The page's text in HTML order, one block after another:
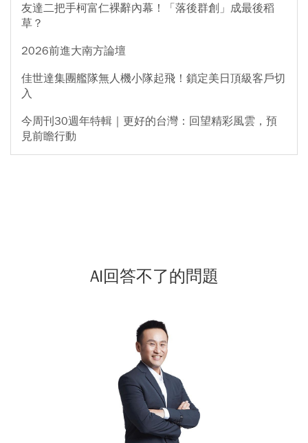
友達二把手柯富仁裸辭內幕！「落後群創」成最後稻
草？
2026前進大南方論壇
佳世達集團艦隊無人機小隊起飛！鎖定美日頂級客戶切
入
今周刊30週年特輯｜更好的台灣：回望精彩風雲，預
見前瞻行動
AI回答不了的問題